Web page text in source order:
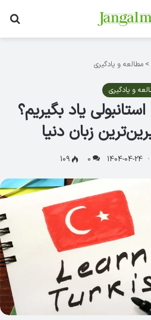
> مطالعه و یادگیری
و یادگیری
یاد بگیریم؟
زبان دنیا
1404-04-24
0
109